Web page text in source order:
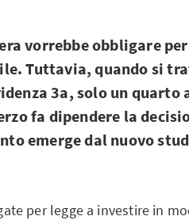
vorrebbe obbligare per
Tuttavia, quando si
3a, solo un quarto
fa dipendere la
emerge dal nuovo
per legge a investire in